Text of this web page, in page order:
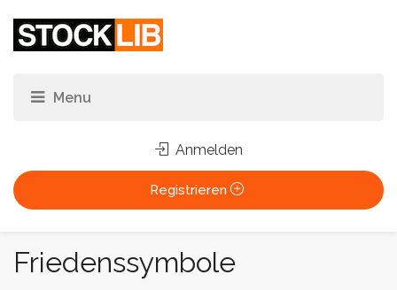
Anmelden
Registrieren
Friedenssymbole